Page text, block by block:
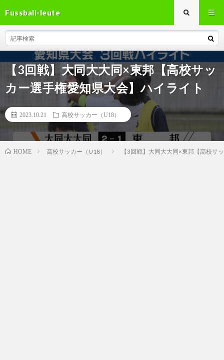
Fussball-leute
【3回戦】大同大大同×東邦【高校サッ
カー選手権愛知県大会】ハイライト
2023.10.21 高校サッカー（U18）
HOME 高校サッカー（U18） 【3回戦】大同大大同×東邦【高校サ